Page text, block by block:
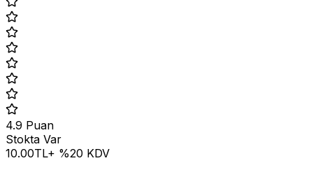
4.9 Puan
Stokta Var
10.00TL+ %20 KDV